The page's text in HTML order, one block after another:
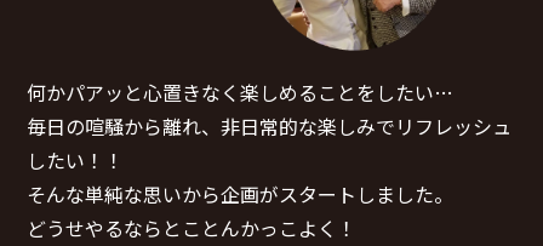
何かパアッと心置きなく楽しめることをしたい…
毎日の喧騒から離れ、非日常的な楽しみでリフレッシュ
したい！！
そんな単純な思いから企画がスタートしました。
どうせやるならとことんかっこよく！